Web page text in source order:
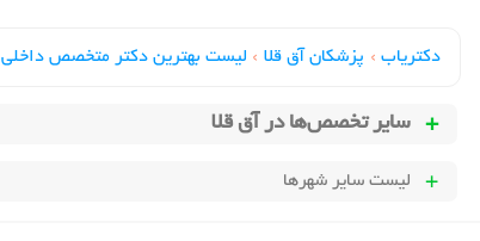
دکتریاب › پزشکان آق قلا › لیست بهترین دکتر متخصص داخلی
سایر تخصص‌ها در آق قلا
لیست سایر شهرها